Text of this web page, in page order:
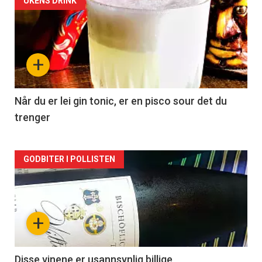
akkurat
nå
-
2
+
Når du er lei gin tonic, er en pisco sour det du
trenger
Forsiden
akkurat
nå+
GODBITER I POLLISTEN
Disse vinene er usannsynlig billige